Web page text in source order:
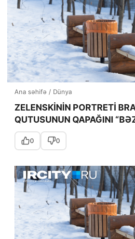
Ana səhifə / Dünya
ZELENSKİNİN PORTRETİ
QUTUSUNUN QAPAĞINI
0 0